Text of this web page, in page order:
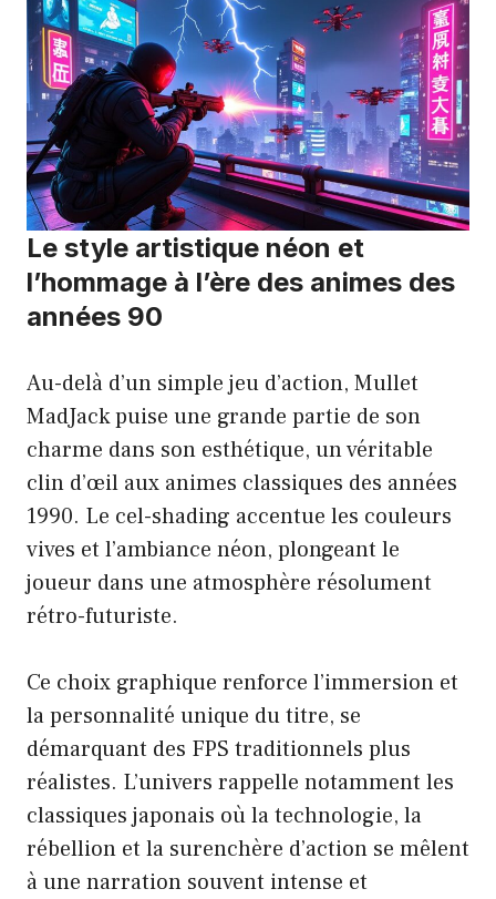
Le style artistique néon et
l’hommage à l’ère des animes des
années 90
Au-delà d’un simple jeu d’action, Mullet
MadJack puise une grande partie de son
charme dans son esthétique, un véritable
clin d’œil aux animes classiques des années
1990. Le cel-shading accentue les couleurs
vives et l’ambiance néon, plongeant le
joueur dans une atmosphère résolument
rétro-futuriste.
Ce choix graphique renforce l’immersion et
la personnalité unique du titre, se
démarquant des FPS traditionnels plus
réalistes. L’univers rappelle notamment les
classiques japonais où la technologie, la
rébellion et la surenchère d’action se mêlent
à une narration souvent intense et